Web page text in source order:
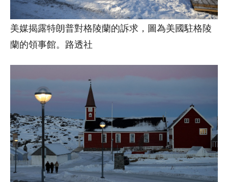
美媒揭露特朗普對格陵蘭的訴求，圖為美國駐格陵
蘭的領事館。路透社